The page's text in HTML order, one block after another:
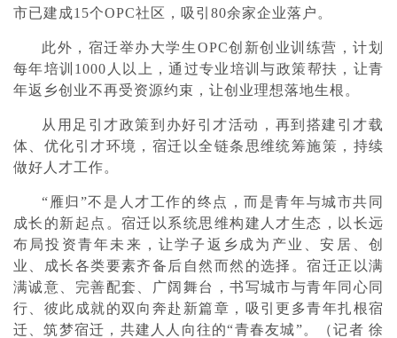
市已建成‌15个OPC社区‌，吸引‌80余家企业‌落户。
此外，宿迁举办大学生OPC创新创业训练营，计划
每年培训1000人以上，通过专业培训与政策帮扶，让青
年返乡创业不再受资源约束，让创业理想落地生根。
从用足引才政策到办好引才活动，再到搭建引才载
体、优化引才环境，宿迁以全链条思维统筹施策，持续
做好人才工作。
“雁归”不是人才工作的终点，而是青年与城市共同
成长的新起点。宿迁以系统思维构建人才生态，以长远
布局投资青年未来，让学子返乡成为产业、安居、创
业、成长各类要素齐备后自然而然的选择。宿迁正以满
满诚意、完善配套、广阔舞台，书写城市与青年同心同
行、彼此成就的双向奔赴新篇章，吸引更多青年扎根宿
迁、筑梦宿迁，共建人人向往的“青春友城”。（记者 徐